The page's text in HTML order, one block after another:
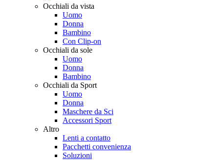
Occhiali da vista
Uomo
Donna
Bambino
Con Clip-on
Occhiali da sole
Uomo
Donna
Bambino
Occhiali da Sport
Uomo
Donna
Maschere da Sci
Accessori Sport
Altro
Lenti a contatto
Pacchetti convenienza
Soluzioni